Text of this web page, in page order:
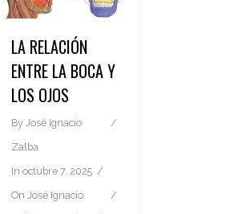
LA RELACIÓN
ENTRE LA BOCA Y
LOS OJOS
By José Ignacio
Zalba
In octubre 7, 2025
On José Ignacio